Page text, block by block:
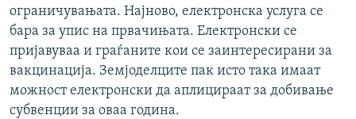
ограничувањата. Најново, електронска услуга се
бара за упис на првачињата. Електронски се
пријавуваа и граѓаните кои се заинтересирани за
вакцинација. Земјоделците пак исто така имаат
можност електронски да аплицираат за добивање
субвенции за оваа година.